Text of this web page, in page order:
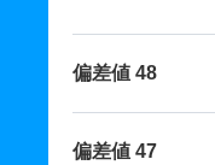
偏差値 48
偏差値 47